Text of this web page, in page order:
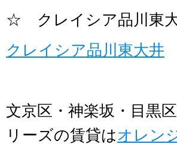
☆ クレイシア品川東
クレイシア品川東大井
文京区・神楽坂・目黒
リーズの賃貸はオレン